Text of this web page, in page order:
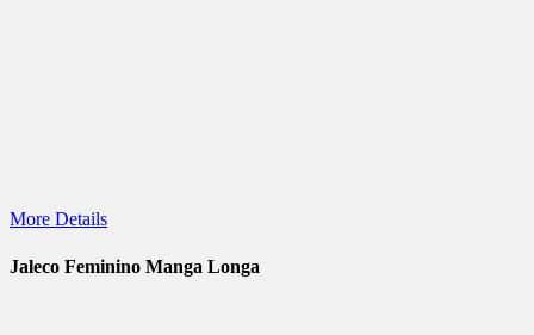
More Details
Jaleco Feminino Manga Longa